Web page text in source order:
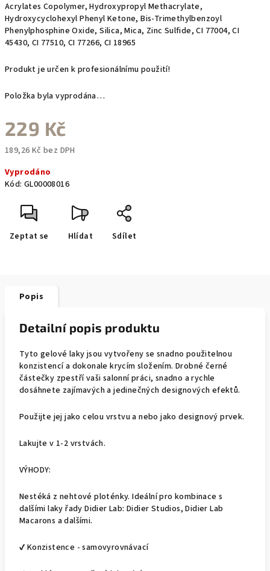
Acrylates Copolymer, Hydroxypropyl Methacrylate,
Hydroxycyclohexyl Phenyl Ketone, Bis-Trimethylbenzoyl
Phenylphosphine Oxide, Silica, Mica, Zinc Sulfide, CI 77004, CI
45430, CI 77510, CI 77266, CI 18965
Produkt je určen k profesionálnímu použití!
Položka byla vyprodána…
229 Kč
189,26 Kč bez DPH
cena:
Vyprodáno
Kód: GL00008016
Zeptat se Hlídat Sdílet
Popis
Detailní popis produktu
Tyto gelové laky jsou vytvořeny se snadno použitelnou
konzistencí a dokonale krycím složením. Drobné černé
částečky zpestří vaši salonní práci, snadno a rychle
dosáhnete zajímavých a jedinečných designových efektů.
Použijte jej jako celou vrstvu a nebo jako designový prvek.
Lakujte v 1-2 vrstvách.
VÝHODY:
Nestéká z nehtové ploténky. Ideální pro kombinace s
dalšími laky řady Didier Lab: Didier Studios, Didier Lab
Macarons a dalšími.
✔ Konzistence - samovyrovnávací